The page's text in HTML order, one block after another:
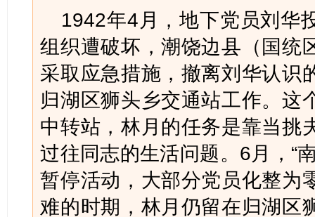
1942年4月，地下党员刘华
组织遭破坏，潮饶边县（国统
采取应急措施，撤离刘华认识
归湖区狮头乡交通站工作。这
中转站，林月的任务是靠当挑
过往同志的生活问题。6月，“
暂停活动，大部分党员化整为
难的时期，林月仍留在归湖区